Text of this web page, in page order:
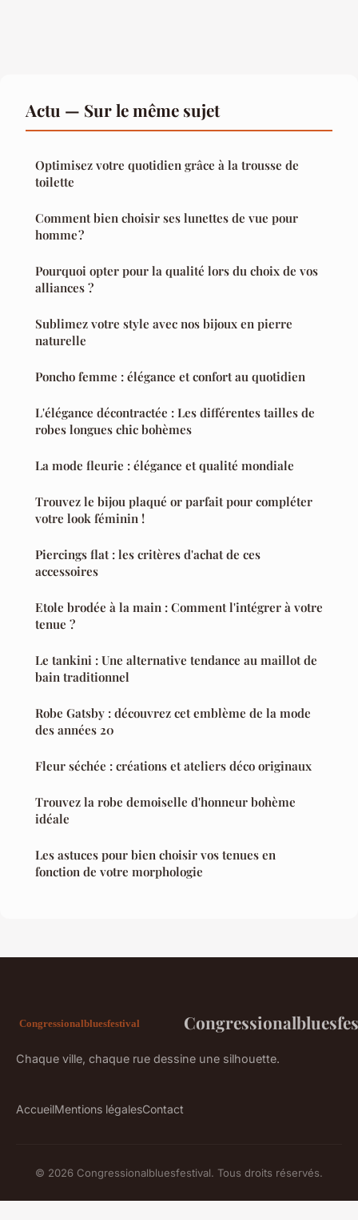
Actu — Sur le même sujet
Optimisez votre quotidien grâce à la trousse de
toilette
Comment bien choisir ses lunettes de vue pour
homme ?
Pourquoi opter pour la qualité lors du choix de vos
alliances ?
Sublimez votre style avec nos bijoux en pierre
naturelle
Poncho femme : élégance et confort au quotidien
L'élégance décontractée : Les différentes tailles de
robes longues chic bohèmes
La mode fleurie : élégance et qualité mondiale
Trouvez le bijou plaqué or parfait pour compléter
votre look féminin !
Piercings flat : les critères d'achat de ces
accessoires
Etole brodée à la main : Comment l'intégrer à votre
tenue ?
Le tankini : Une alternative tendance au maillot de
bain traditionnel
Robe Gatsby : découvrez cet emblème de la mode
des années 20
Fleur séchée : créations et ateliers déco originaux
Trouvez la robe demoiselle d'honneur bohème
idéale
Les astuces pour bien choisir vos tenues en
fonction de votre morphologie
Chaque ville, chaque rue dessine une silhouette.
AccueilMentions légalesContact
© 2026 Congressionalbluesfestival. Tous droits réservés.